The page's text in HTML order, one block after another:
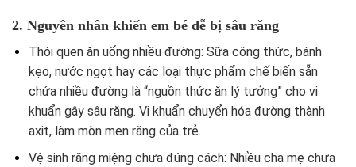
2. Nguyên nhân khiến em bé dễ bị sâu răng
Thói quen ăn uống nhiều đường: Sữa công thức, bánh
kẹo, nước ngọt hay các loại thực phẩm chế biến sẵn
chứa nhiều đường là “nguồn thức ăn lý tưởng” cho vi
khuẩn gây sâu răng. Vi khuẩn chuyển hóa đường thành
axit, làm mòn men răng của trẻ.
Vệ sinh răng miệng chưa đúng cách: Nhiều cha mẹ chưa